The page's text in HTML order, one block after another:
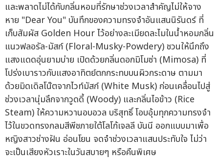
และพลาดไม่ได้กับกลิ่นหอมที่รักษาช่วงเวลาสำคัญไม่ให้จาง
หาย "Dear You" บันทึกของความทรงจำอันแสนนิรันดร์ ที่
เก็บสัมผัส Golden Hour ไว้อย่างละเมียดละไมในน้ำหอมกลิ่น
แนวฟลอรัล-มัสก์ (Floral-Musky-Powdery) ชวนให้นึกถึง
แสงแดดอุ่นยามบ่าย เปิดด้วยกลิ่นดอกมิโมซ่า (Mimosa) ที่
โปร่งเบาราวกับแสงอาทิตย์ตกกระทบบนผิวกระดาษ ตามมา
ด้วยมิดเดิลโน๊ตจากไวท์มัสก์ (White Musk) ก่อนเคลื่อนไปสู่
ช่วงเวลานุ่มลึกจากวูดดี้ (Woody) และกลิ่นไอข้าว (Rice
Steam) ให้ความหวานอบอวล บริสุทธิ์ โอบอุ้มทุกความทรงจำ
ไว้ในขวดทรงกลมสีพีชภายใต้โลโก้เจลลี บันนี ออกแบบมาเพื่อ
หญิงสาวช่างฝัน อ่อนโยน จดจำช่วงเวลาแสนประทับใจ ไม่ว่า
จะเป็นเสียงหัวเราะในวันสบายๆ หรือคืนพิเศษ